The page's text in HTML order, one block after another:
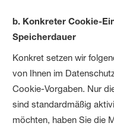
b. Konkreter Cookie-
Speicherdauer
Konkret setzen wir
von Ihnen im
Cookie-Vorgaben. Nur
sind standardmäßig
möchten, haben Sie die